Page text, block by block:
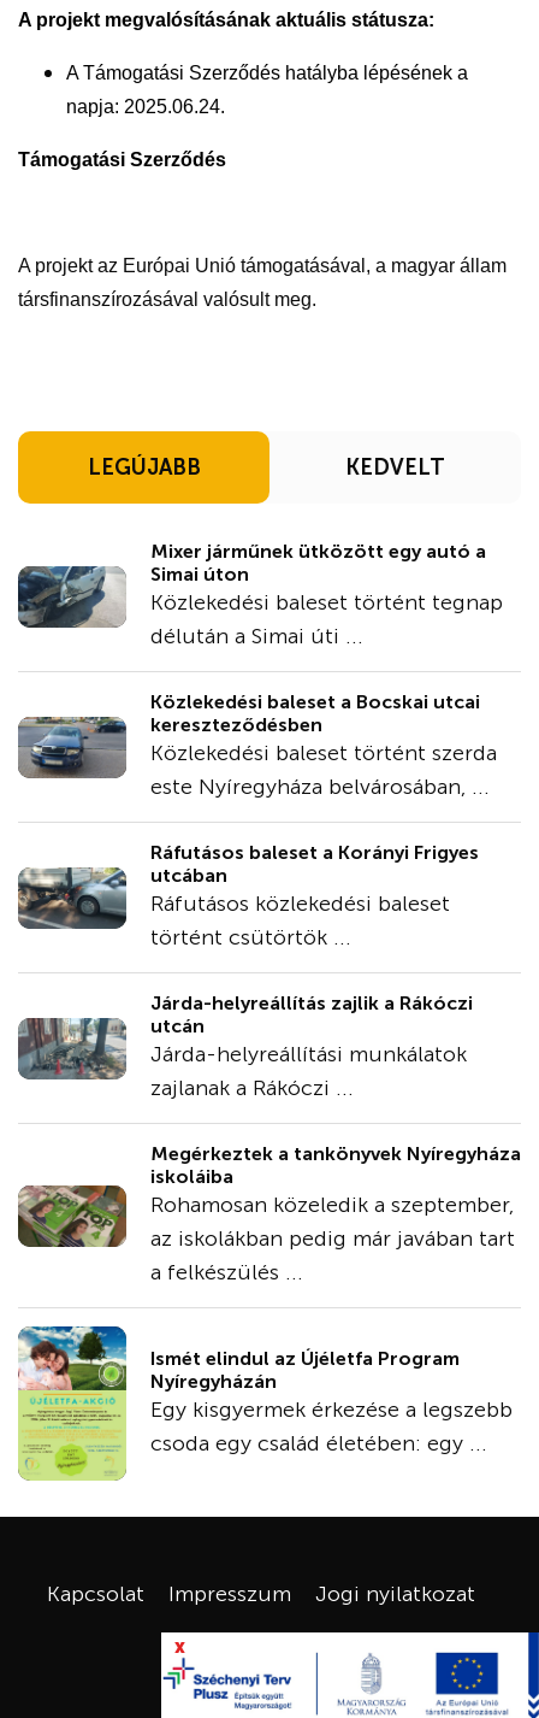
A projekt megvalósításának aktuális státusza:
A Támogatási Szerződés hatályba lépésének a
napja: 2025.06.24.
Támogatási Szerződés
A projekt az Európai Unió támogatásával, a magyar állam
társfinanszírozásával valósult meg.
LEGÚJABB KEDVELT
Mixer járműnek ütközött egy autó a
Simai úton
Közlekedési baleset történt tegnap
délután a Simai úti ...
Közlekedési baleset a Bocskai utcai
kereszteződésben
Közlekedési baleset történt szerda
este Nyíregyháza belvárosában, ...
Ráfutásos baleset a Korányi Frigyes
utcában
Ráfutásos közlekedési baleset
történt csütörtök ...
Járda-helyreállítás zajlik a Rákóczi
utcán
Járda-helyreállítási munkálatok
zajlanak a Rákóczi ...
Megérkeztek a tankönyvek Nyíregyháza
iskoláiba
Rohamosan közeledik a szeptember,
az iskolákban pedig már javában tart
a felkészülés ...
Ismét elindul az Újéletfa Program
Nyíregyházán
Egy kisgyermek érkezése a legszebb
csoda egy család életében: egy ...
Kapcsolat Impresszum Jogi nyilatkozat
x